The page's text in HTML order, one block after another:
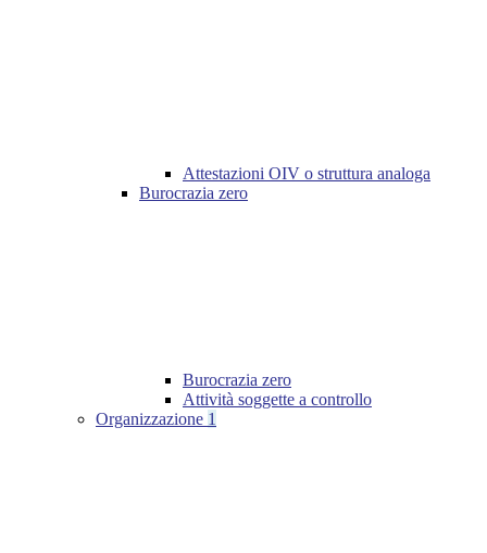
Attestazioni OIV o struttura analoga
Burocrazia zero
Burocrazia zero
Attività soggette a controllo
Organizzazione 1